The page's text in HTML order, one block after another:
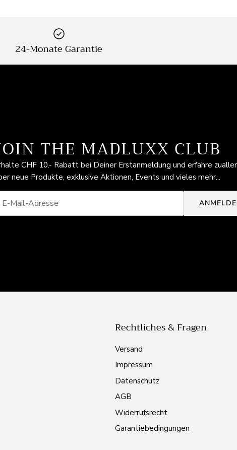
24-Monate Garantie
THE MADLUXX CLUB
CHF 10.- Rabatt bei Deiner Erstanmeldung und erfahre
neue Produkte, exklusive Aktionen, Events und vieles mehr...
Rechtliches & Fragen
Versand
Impressum
Datenschutz
AGB
Widerrufsrecht
Garantiebedingungen